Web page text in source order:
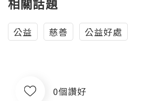
相關話題
公益 慈善 公益好處
0個讚好